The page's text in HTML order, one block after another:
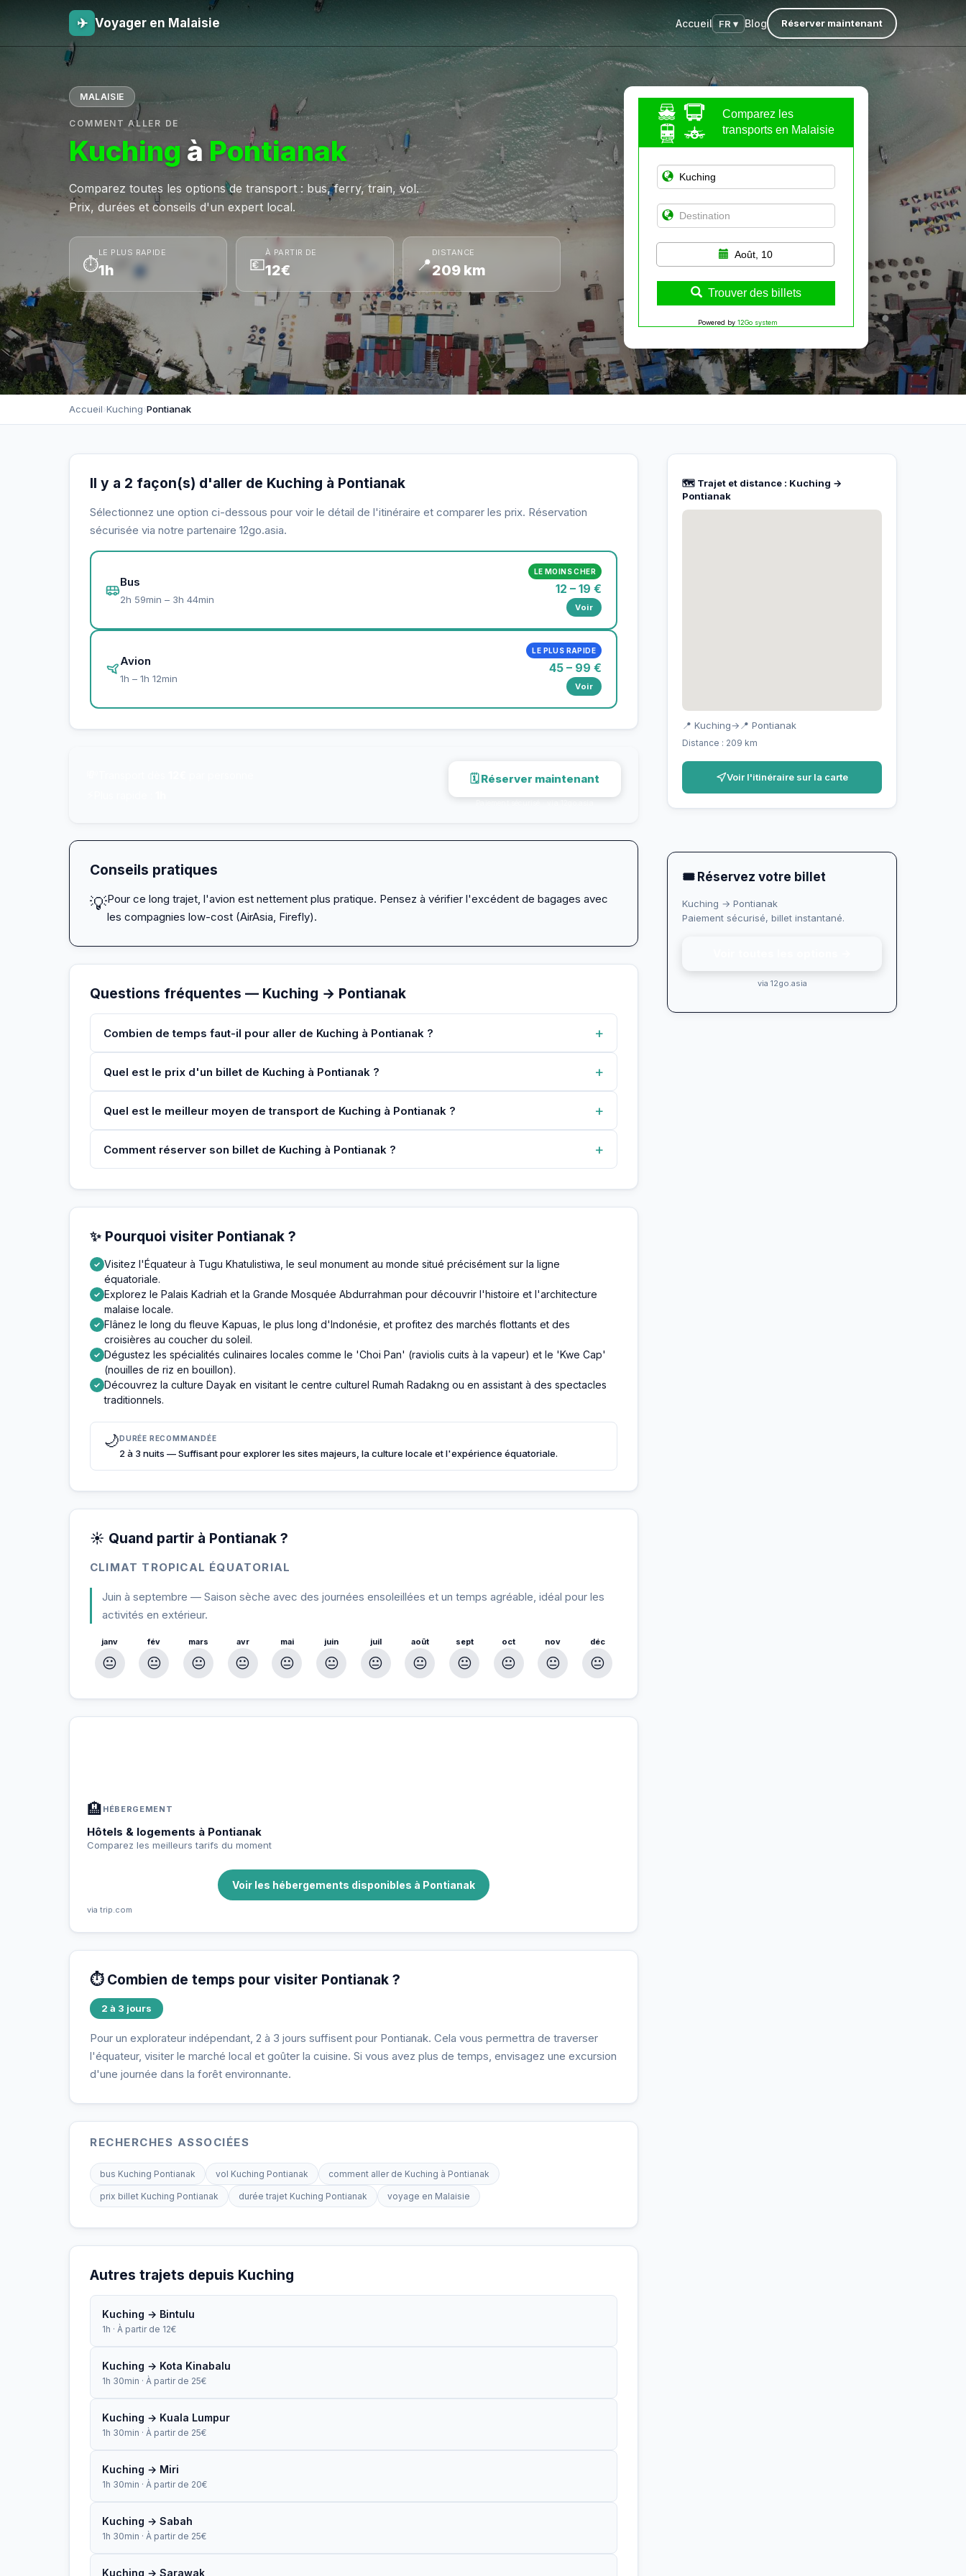
✈ Voyager en Malaisie Accueil FR ▾ Blog Réserver maintenant
MALAISIE
COMMENT ALLER DE
Kuching à Pontianak
Comparez toutes les options de transport : bus, ferry, train, vol.
Prix, durées et conseils d'un expert local.
⏱
LE PLUS RAPIDE
1h 💶
À PARTIR DE
12€ 📍
DISTANCE
209 km
Comparez les
transports en Malaisie
Août, 10
Trouver des billets
Powered by 12Go system
Accueil›Kuching›Pontianak
🗺️ Trajet et distance : Kuching →
Pontianak
📍 Kuching→ 📍 Pontianak
Distance : 209 km
Voir l'itinéraire sur la carte
Il y a 2 façon(s) d'aller de Kuching à Pontianak
Sélectionnez une option ci-dessous pour voir le détail de l'itinéraire et comparer les prix. Réservation
sécurisée via notre partenaire 12go.asia.
Bus
2h 59min – 3h 44min
LE MOINS CHER
12 – 19 €
Voir
Avion
1h – 1h 12min
LE PLUS RAPIDE
45 – 99 €
Voir
🗓 Réserver maintenant
Conseils pratiques
💡Pour ce long trajet, l'avion est nettement plus pratique. Pensez à vérifier l'excédent de bagages avec
les compagnies low-cost (AirAsia, Firefly).
Questions fréquentes — Kuching → Pontianak
Combien de temps faut-il pour aller de Kuching à Pontianak ? +
Quel est le prix d'un billet de Kuching à Pontianak ? +
Quel est le meilleur moyen de transport de Kuching à Pontianak ? +
Comment réserver son billet de Kuching à Pontianak ? +
✨ Pourquoi visiter Pontianak ?
✓ Visitez l'Équateur à Tugu Khatulistiwa, le seul monument au monde situé précisément sur la ligne
équatoriale.
✓ Explorez le Palais Kadriah et la Grande Mosquée Abdurrahman pour découvrir l'histoire et l'architecture
malaise locale.
✓ Flânez le long du fleuve Kapuas, le plus long d'Indonésie, et profitez des marchés flottants et des
croisières au coucher du soleil.
✓ Dégustez les spécialités culinaires locales comme le 'Choi Pan' (raviolis cuits à la vapeur) et le 'Kwe Cap'
(nouilles de riz en bouillon).
✓ Découvrez la culture Dayak en visitant le centre culturel Rumah Radakng ou en assistant à des spectacles
traditionnels.
🌙DURÉE RECOMMANDÉE
2 à 3 nuits — Suffisant pour explorer les sites majeurs, la culture locale et l'expérience équatoriale.
☀️ Quand partir à Pontianak ?
CLIMAT TROPICAL ÉQUATORIAL
Juin à septembre — Saison sèche avec des journées ensoleillées et un temps agréable, idéal pour les
activités en extérieur.
janv
😐
fév
😐
mars
😐
avr
😐
mai
😐
juin
😐
juil
😐
août
😐
sept
😐
oct
😐
nov
😐
déc
😐
🏨 HÉBERGEMENT
Hôtels & logements à Pontianak
Comparez les meilleurs tarifs du moment
Voir les hébergements disponibles à Pontianak
via trip.com
⏱️ Combien de temps pour visiter Pontianak ?
2 à 3 jours
Pour un explorateur indépendant, 2 à 3 jours suffisent pour Pontianak. Cela vous permettra de traverser
l'équateur, visiter le marché local et goûter la cuisine. Si vous avez plus de temps, envisagez une excursion
d'une journée dans la forêt environnante.
RECHERCHES ASSOCIÉES
bus Kuching Pontianak vol Kuching Pontianak comment aller de Kuching à Pontianak
prix billet Kuching Pontianak durée trajet Kuching Pontianak voyage en Malaisie
Autres trajets depuis Kuching
Kuching → Bintulu
1h · À partir de 12€
Kuching → Kota Kinabalu
1h 30min · À partir de 25€
Kuching → Kuala Lumpur
1h 30min · À partir de 25€
Kuching → Miri
1h 30min · À partir de 20€
Kuching → Sabah
1h 30min · À partir de 25€
Kuching → Sarawak
🎟 Réservez votre billet
Kuching → Pontianak
Paiement sécurisé, billet instantané.
via 12go.asia